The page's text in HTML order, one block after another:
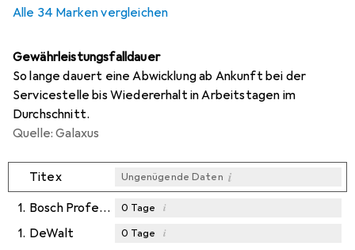
Alle 34 Marken vergleichen
Gewährleistungsfalldauer
So lange dauert eine Abwicklung ab Ankunft bei der
Servicestelle bis Wiedererhalt in Arbeitstagen im
Durchschnitt.
Quelle: Galaxus
Titex Ungenügende Daten i
1. Bosch Professional Zubehör 0 Tage i
1. DeWalt 0 Tage i